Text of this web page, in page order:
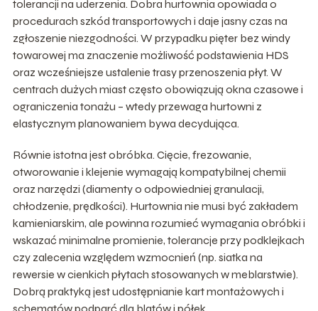
tolerancji na uderzenia. Dobra hurtownia opowiada o
procedurach szkód transportowych i daje jasny czas na
zgłoszenie niezgodności. W przypadku pięter bez windy
towarowej ma znaczenie możliwość podstawienia HDS
oraz wcześniejsze ustalenie trasy przenoszenia płyt. W
centrach dużych miast często obowiązują okna czasowe i
ograniczenia tonażu – wtedy przewaga hurtowni z
elastycznym planowaniem bywa decydująca.
Równie istotna jest obróbka. Cięcie, frezowanie,
otworowanie i klejenie wymagają kompatybilnej chemii
oraz narzędzi (diamenty o odpowiedniej granulacji,
chłodzenie, prędkości). Hurtownia nie musi być zakładem
kamieniarskim, ale powinna rozumieć wymagania obróbki i
wskazać minimalne promienie, tolerancje przy podklejkach
czy zalecenia względem wzmocnień (np. siatka na
rewersie w cienkich płytach stosowanych w meblarstwie).
Dobrą praktyką jest udostępnianie kart montażowych i